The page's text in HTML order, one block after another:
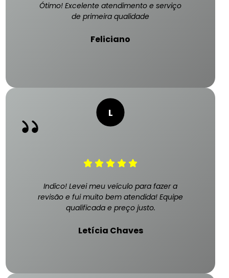
Ótimo! Excelente atendimento e serviço
de primeira qualidade
Feliciano
Indico! Levei meu veículo para fazer a
revisão e fui muito bem atendida! Equipe
qualificada e preço justo.
Letícia Chaves